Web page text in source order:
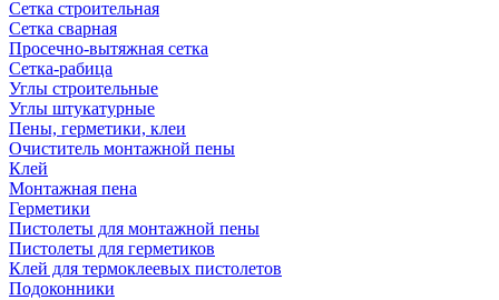
Сетка строительная
Сетка сварная
Просечно-вытяжная сетка
Сетка-рабица
Углы строительные
Углы штукатурные
Пены, герметики, клеи
Очиститель монтажной пены
Клей
Монтажная пена
Герметики
Пистолеты для монтажной пены
Пистолеты для герметиков
Клей для термоклеевых пистолетов
Подоконники